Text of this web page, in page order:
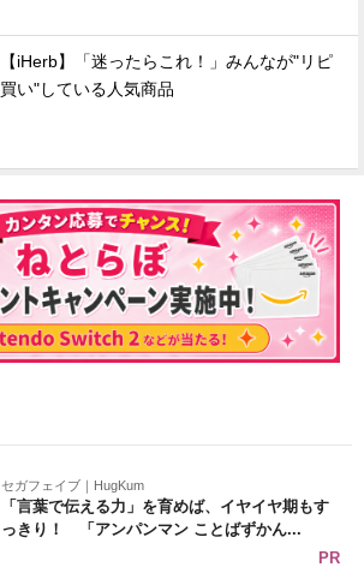
【iHerb】「迷ったらこれ！」みんなが"リピ
買い"している人気商品
セガフェイブ｜HugKum
「言葉で伝える力」を育めば、イヤイヤ期もす
っきり！ 「アンパンマン ことばずかん...
PR